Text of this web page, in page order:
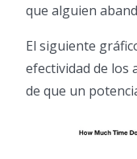
que alguien
El siguiente
efectividad de los
de que un